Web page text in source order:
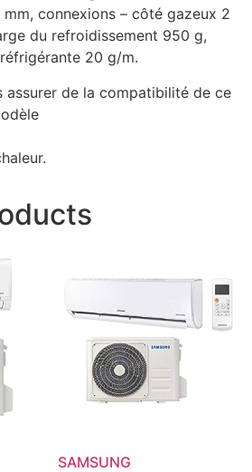
connexions – côté gazeux 2
du refroidissement 950 g,
20 g/m.
assurer de la compatibilité de ce
SAMSUNG